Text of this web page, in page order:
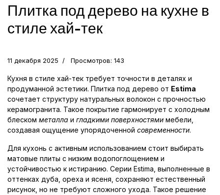
Плитка под дерево на кухне в
стиле хай-тек
11 декабря 2025 Просмотров: 143
Кухня в стиле хай-тек требует точности в деталях и
продуманной эстетики. Плитка под дерево от Estima
сочетает структуру натуральных волокон с прочностью
керамогранита. Такое покрытие гармонирует с холодным
блеском металла и гладкими поверхностями мебели,
создавая ощущение упорядоченной современности.
Для кухонь с активным использованием стоит выбирать
матовые плиты с низким водопоглощением и
устойчивостью к истиранию. Серии Estima, выполненные в
оттенках дуба, ореха и ясеня, сохраняют естественный
рисунок, но не требуют сложного ухода. Такое решение